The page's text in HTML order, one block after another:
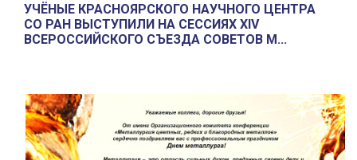
УЧЁНЫЕ КРАСНОЯРСКОГО НАУЧНОГО ЦЕНТРА
СО РАН ВЫСТУПИЛИ НА СЕССИЯХ XIV
ВСЕРОССИЙСКОГО СЪЕЗДА СОВЕТОВ М...